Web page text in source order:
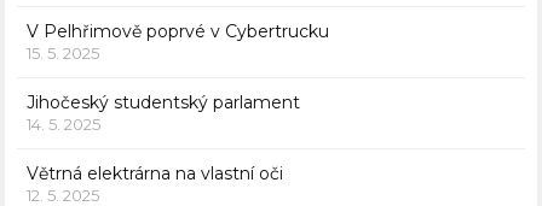
V Pelhřimově poprvé v Cybertrucku
15. 5. 2025
Jihočeský studentský parlament
14. 5. 2025
Větrná elektrárna na vlastní oči
12. 5. 2025